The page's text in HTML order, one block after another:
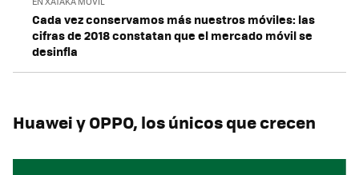
Cada vez conservamos más nuestros móviles: las
cifras de 2018 constatan que el mercado móvil se
desinfla
Huawei y OPPO, los únicos que crecen